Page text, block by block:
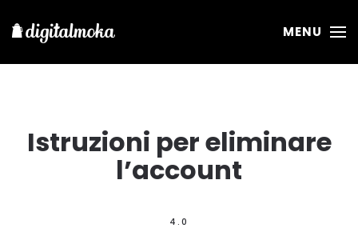
MENU
Istruzioni per eliminare
l’account
4.0